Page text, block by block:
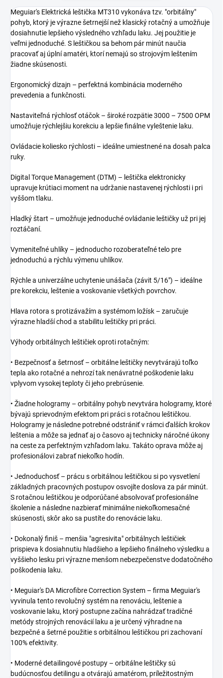
Meguiar's Elektrická leštička MT310 vykonáva tzv. "orbitálny"
pohyb, ktorý je výrazne šetrnejší než klasický rotačný a umožňuje
dosiahnutie lepšieho výsledného vzhľadu laku. Jej použitie je
veľmi jednoduché. S leštičkou sa behom pár minút naučia
pracovať aj úplní amatéri, ktorí nemajú so strojovým leštením
žiadne skúsenosti.
Ergonomický dizajn – perfektná kombinácia moderného
prevedenia a funkčnosti.
Nastaviteľná rýchlosť otáčok – široké rozpätie 3000 – 7500 OPM
umožňuje rýchlejšiu korekciu a lepšie finálne vyleštenie laku.
Ovládacie koliesko rýchlosti – ideálne umiestnené na dosah palca
ruky.
Digital Torque Management (DTM) – leštička elektronicky
upravuje krútiaci moment na udržanie nastavenej rýchlosti i pri
vyššom tlaku.
Hladký štart – umožňuje jednoduché ovládanie leštičky už pri jej
roztáčaní.
Vymeniteľné uhlíky – jednoducho rozoberateľné telo pre
jednoduchú a rýchlu výmenu uhlíkov.
Rýchle a univerzálne uchytenie unášača (závit 5/16") – ideálne
pre korekciu, leštenie a voskovanie všetkých povrchov.
Hlava rotora s protizávažím a systémom ložísk – zaručuje
výrazne hladší chod a stabilitu leštičky pri práci.
Výhody orbitálnych leštičiek oproti rotačným:
• Bezpečnosť a šetrnosť – orbitálne leštičky nevytvárajú toľko
tepla ako rotačné a nehrozí tak nenávratné poškodenie laku
vplyvom vysokej teploty či jeho prebrúsenie.
• Žiadne hologramy – orbitálny pohyb nevytvára hologramy, ktoré
bývajú sprievodným efektom pri práci s rotačnou leštičkou.
Hologramy je následne potrebné odstrániť v rámci ďalších krokov
leštenia a môže sa jednať aj o časovo aj technicky náročné úkony
na ceste za perfektným vzhľadom laku. Takáto oprava môže aj
profesionálovi zabrať niekoľko hodín.
• Jednoduchosť – prácu s orbitálnou leštičkou si po vysvetlení
základných pracovných postupov osvojíte doslova za pár minút.
S rotačnou leštičkou je odporúčané absolvovať profesionálne
školenie a následne nazbierať minimálne niekoľkomesačné
skúsenosti, skôr ako sa pustíte do renovácie laku.
• Dokonalý finiš – menšia "agresivita" orbitálnych leštičiek
prispieva k dosiahnutiu hladšieho a lepšieho finálneho výsledku a
vyššieho lesku pri výrazne menšom nebezpečenstve dodatočného
poškodenia laku.
• Meguiar's DA Microfibre Correction System – firma Meguiar's
vyvinula tento revolučný systém na renováciu, leštenie a
voskovanie laku, ktorý postupne začína nahrádzať tradičné
metódy strojných renovácií laku a je určený výhradne na
bezpečné a šetrné použitie s orbitálnou leštičkou pri zachovaní
100% efektivity.
• Moderné detailingové postupy – orbitálne leštičky sú
budúcnosťou detilingu a otvárajú amatérom, príležitostným